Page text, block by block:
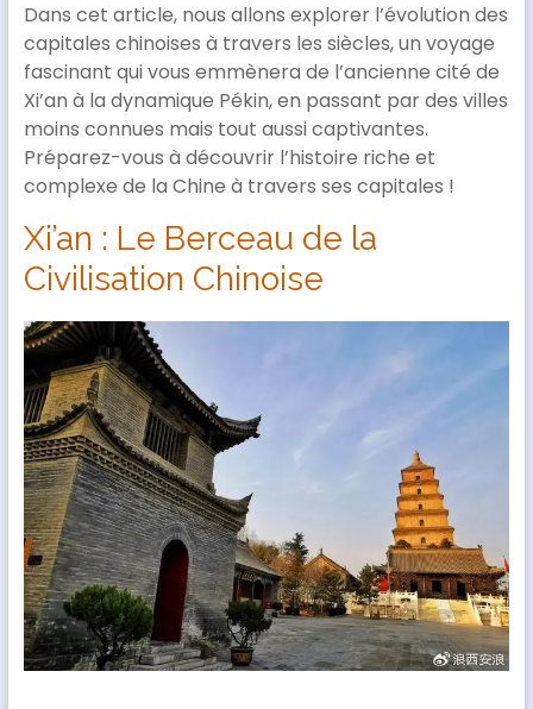
Dans cet article, nous allons explorer l’évolution des
capitales chinoises à travers les siècles, un voyage
fascinant qui vous emmènera de l’ancienne cité de
Xi’an à la dynamique Pékin, en passant par des villes
moins connues mais tout aussi captivantes.
Préparez-vous à découvrir l’histoire riche et
complexe de la Chine à travers ses capitales !
Xi’an : Le Berceau de la
Civilisation Chinoise